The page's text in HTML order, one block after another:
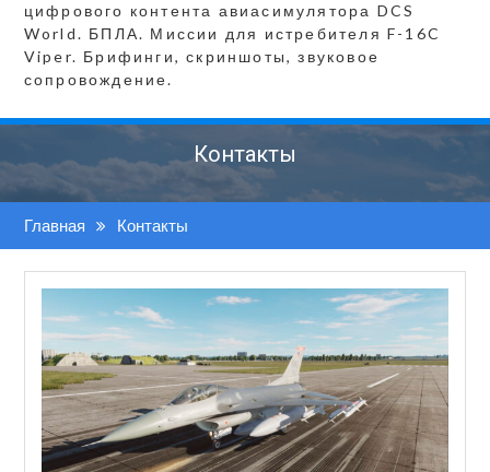
цифрового контента авиасимулятора DCS
World. БПЛА. Миссии для истребителя F-16C
Viper. Брифинги, скриншоты, звуковое
сопровождение.
Контакты
Главная Контакты